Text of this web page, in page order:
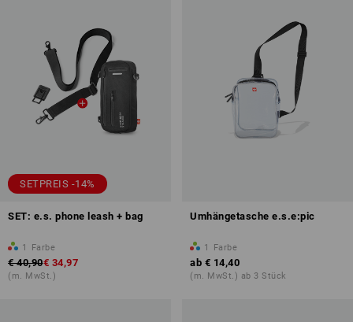
SETPREIS -14%
SET: e.s. phone leash + bag
1 Farbe
€ 40,90€ 34,97
(m. MwSt.)
Umhängetasche e.s.e:pic
1 Farbe
ab € 14,40
(m. MwSt.) ab 3 Stück